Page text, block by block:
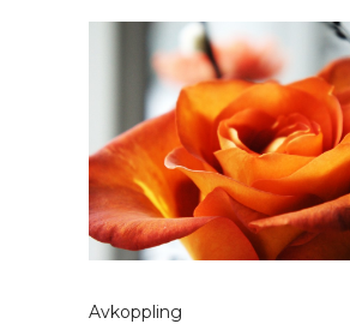
Avkoppling